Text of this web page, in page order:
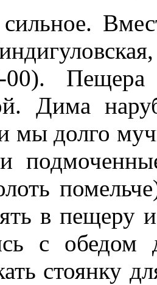
00). Пещера
Дима
и мы долго
в пещеру
с
стоянку